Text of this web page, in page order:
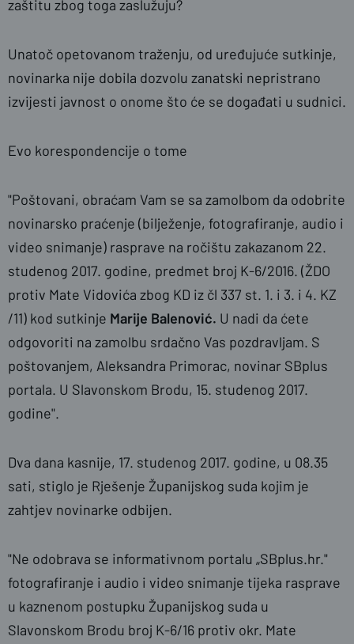
zaštitu zbog toga zaslužuju?
Unatoč opetovanom traženju, od uređujuće sutkinje,
novinarka nije dobila dozvolu zanatski nepristrano
izvijesti javnost o onome što će se događati u sudnici.
Evo korespondencije o tome
"Poštovani, obraćam Vam se sa zamolbom da odobrite
novinarsko praćenje (bilježenje, fotografiranje, audio i
video snimanje) rasprave na ročištu zakazanom 22.
studenog 2017. godine, predmet broj K-6/2016. (ŽDO
protiv Mate Vidovića zbog KD iz čl 337 st. 1. i 3. i 4. KZ
/11) kod sutkinje Marije Balenović. U nadi da ćete
odgovoriti na zamolbu srdačno Vas pozdravljam. S
poštovanjem, Aleksandra Primorac, novinar SBplus
portala. U Slavonskom Brodu, 15. studenog 2017.
godine".
Dva dana kasnije, 17. studenog 2017. godine, u 08.35
sati, stiglo je Rješenje Županijskog suda kojim je
zahtjev novinarke odbijen.
"Ne odobrava se informativnom portalu „SBplus.hr."
fotografiranje i audio i video snimanje tijeka rasprave
u kaznenom postupku Županijskog suda u
Slavonskom Brodu broj K-6/16 protiv okr. Mate